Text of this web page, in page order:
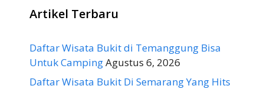
Artikel Terbaru
Daftar Wisata Bukit di Temanggung Bisa
Untuk CampingAgustus 6, 2026
Daftar Wisata Bukit Di Semarang Yang Hits